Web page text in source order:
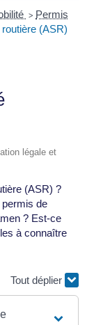
> Permis
(ASR)
légale et
(ASR) ?
de
? Est-ce
à connaître
Tout déplier